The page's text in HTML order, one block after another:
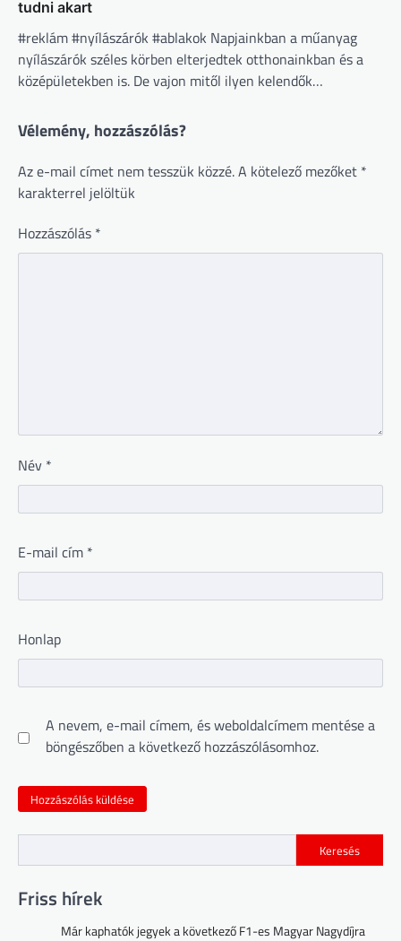
tudni akart
#reklám #nyílászárók #ablakok Napjainkban a műanyag
nyílászárók széles körben elterjedtek otthonainkban és a
középületekben is. De vajon mitől ilyen kelendők…
Vélemény, hozzászólás?
Az e-mail címet nem tesszük közzé.A kötelező mezőket *
karakterrel jelöltük
Hozzászólás *
Név *
E-mail cím *
Honlap
A nevem, e-mail címem, és weboldalcímem mentése a
böngészőben a következő hozzászólásomhoz.
Keresés
Friss hírek
Már kaphatók jegyek a következő F1-es Magyar Nagydíjra